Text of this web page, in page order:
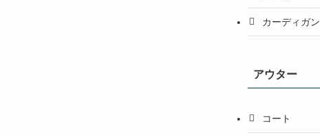
カーディガン
アウター
コート